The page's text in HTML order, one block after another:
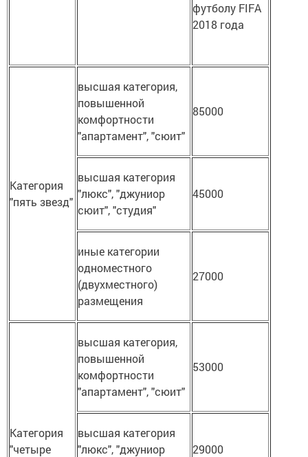
футболу FIFA
2018 года
Категория
"пять звезд"
высшая категория,
повышенной
комфортности
"апартамент", "сюит"
85000
высшая категория
"люкс", "джуниор
сюит", "студия"
45000
иные категории
одноместного
(двухместного)
размещения
27000
Категория
"четыре
высшая категория,
повышенной
комфортности
"апартамент", "сюит"
53000
высшая категория
"люкс", "джуниор
29000